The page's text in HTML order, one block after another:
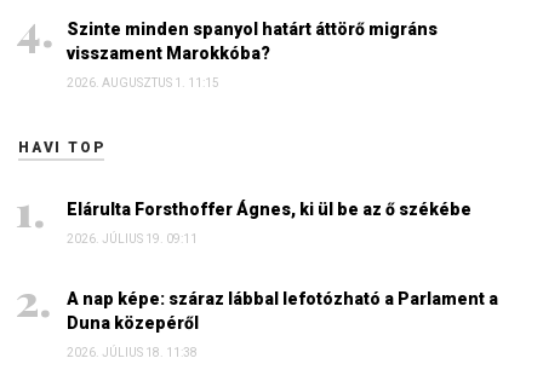
Szinte minden spanyol határt áttörő migráns
visszament Marokkóba?
2026. AUGUSZTUS 1. 11:15
HAVI TOP
Elárulta Forsthoffer Ágnes, ki ül be az ő székébe
2026. JÚLIUS 19. 09:11
A nap képe: száraz lábbal lefotózható a Parlament a
Duna közepéről
2026. JÚLIUS 18. 11:38